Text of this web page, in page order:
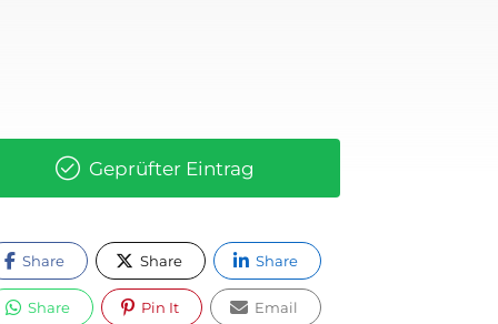
Geprüfter Eintrag
Share Share Share
Share Pin It Email